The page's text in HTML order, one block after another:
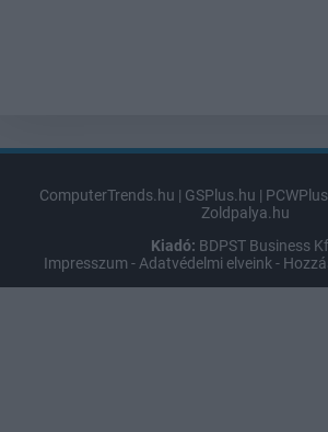
ComputerTrends.hu | GSPlus.hu |
Zoldpalya.hu
Kiadó: BDPST Business
Impresszum - Adatvédelmi elveink -